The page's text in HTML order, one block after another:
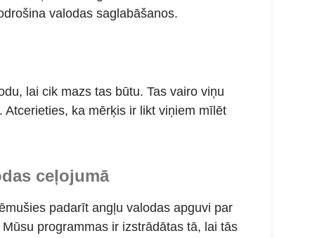
valodas saglabāšanos.
lai cik mazs tas būtu. Tas vairo viņu
ka mērķis ir likt viņiem mīlēt
ceļojumā
padarīt angļu valodas apguvi par
programmas ir izstrādātas tā, lai tās